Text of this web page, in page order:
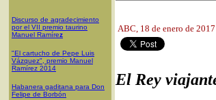
Discurso de agradecimiento
por el VII premio taurino
Manuel Ramírez
"El cartucho de Pepe Luis
Vázquez", premio Manuel
Ramírez 2014
Habanera gaditana para Don
Felipe de Borbón
ABC, 18 de enero de 2017
El Rey